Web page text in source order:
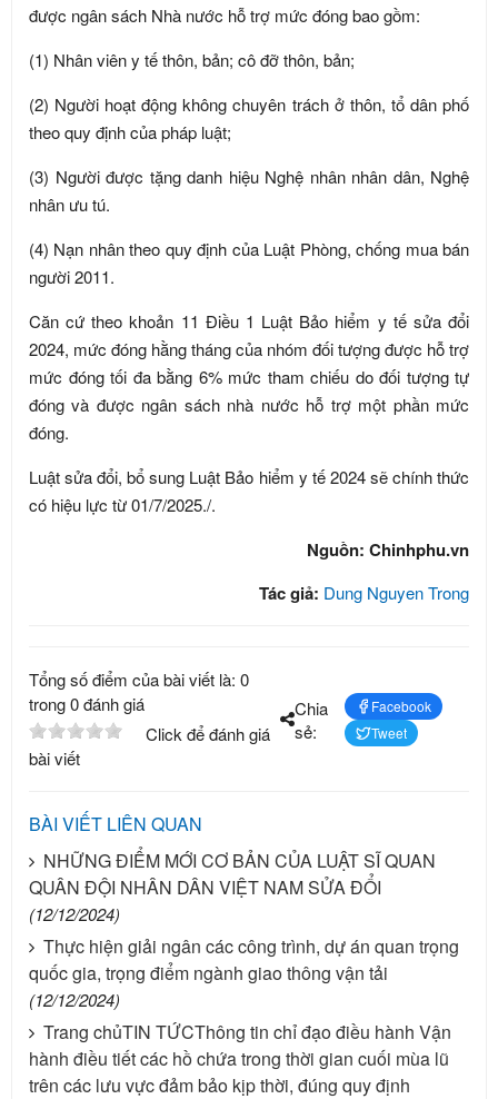
được ngân sách Nhà nước hỗ trợ mức đóng bao gồm:
(1) Nhân viên y tế thôn, bản; cô đỡ thôn, bản;
(2) Người hoạt động không chuyên trách ở thôn, tổ dân phố
theo quy định của pháp luật;
(3) Người được tặng danh hiệu Nghệ nhân nhân dân, Nghệ
nhân ưu tú.
(4) Nạn nhân theo quy định của Luật Phòng, chống mua bán
người 2011.
Căn cứ theo khoản 11 Điều 1 Luật Bảo hiểm y tế sửa đổi
2024, mức đóng hằng tháng của nhóm đối tượng được hỗ trợ
mức đóng tối đa bằng 6% mức tham chiếu do đối tượng tự
đóng và được ngân sách nhà nước hỗ trợ một phần mức
đóng.
Luật sửa đổi, bổ sung Luật Bảo hiểm y tế 2024 sẽ chính thức
có hiệu lực từ 01/7/2025./.
Nguồn: Chinhphu.vn
Tác giả: Dung Nguyen Trong
Tổng số điểm của bài viết là: 0
trong 0 đánh giá
Click để đánh giá
bài viết
Chia
sẻ:
Facebook
Tweet
BÀI VIẾT LIÊN QUAN
NHỮNG ĐIỂM MỚI CƠ BẢN CỦA LUẬT SĨ QUAN
QUÂN ĐỘI NHÂN DÂN VIỆT NAM SỬA ĐỔI
(12/12/2024)
Thực hiện giải ngân các công trình, dự án quan trọng
quốc gia, trọng điểm ngành giao thông vận tải
(12/12/2024)
Trang chủTIN TỨCThông tin chỉ đạo điều hành Vận
hành điều tiết các hồ chứa trong thời gian cuối mùa lũ
trên các lưu vực đảm bảo kịp thời, đúng quy định